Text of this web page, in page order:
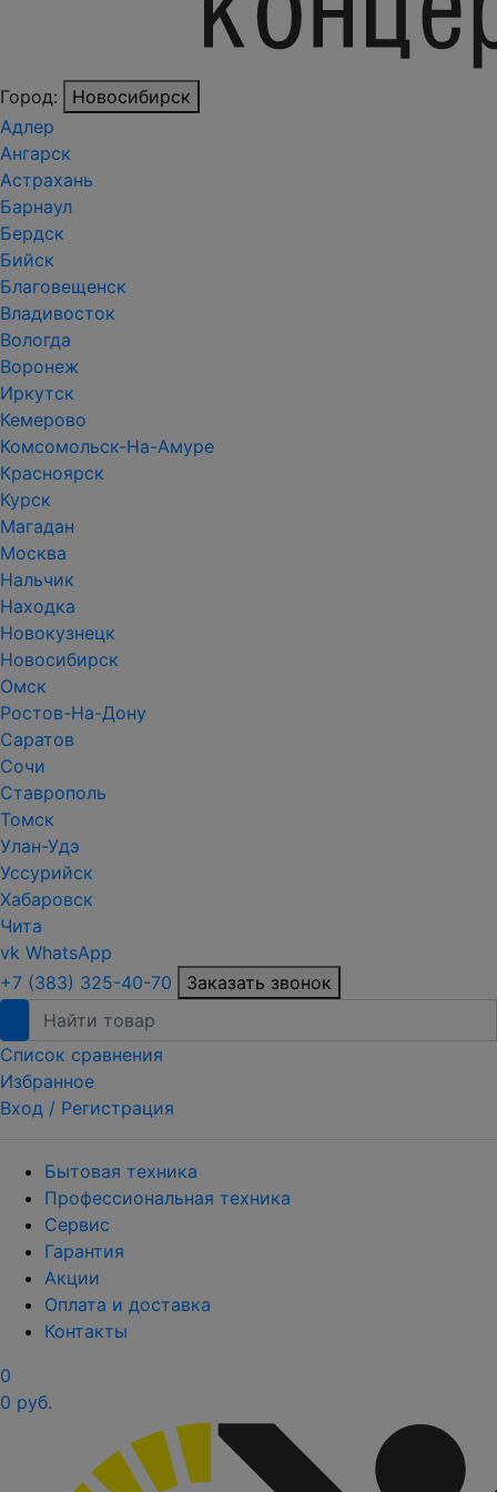
Город:
Новосибирск
Адлер
Ангарск
Астрахань
Барнаул
Бердск
Бийск
Благовещенск
Владивосток
Вологда
Воронеж
Иркутск
Кемерово
Комсомольск-На-Амуре
Красноярск
Курск
Магадан
Москва
Нальчик
Находка
Новокузнецк
Новосибирск
Омск
Ростов-На-Дону
Саратов
Сочи
Ставрополь
Томск
Улан-Удэ
Уссурийск
Хабаровск
Чита
vk WhatsApp
+7 (383) 325-40-70
Заказать звонок
Список сравнения
Избранное
Вход / Регистрация
Бытовая техника
Профессиональная техника
Сервис
Гарантия
Акции
Оплата и доставка
Контакты
0
0 руб.